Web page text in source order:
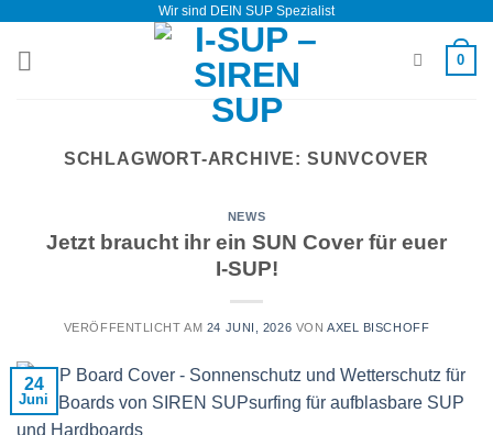
springen
Wir sind DEIN SUP Spezialist
0
SCHLAGWORT-ARCHIVE: SUNVCOVER
NEWS
Jetzt braucht ihr ein SUN Cover für euer
I-SUP!
VERÖFFENTLICHT AM 24 JUNI, 2026 VON AXEL BISCHOFF
24
Juni